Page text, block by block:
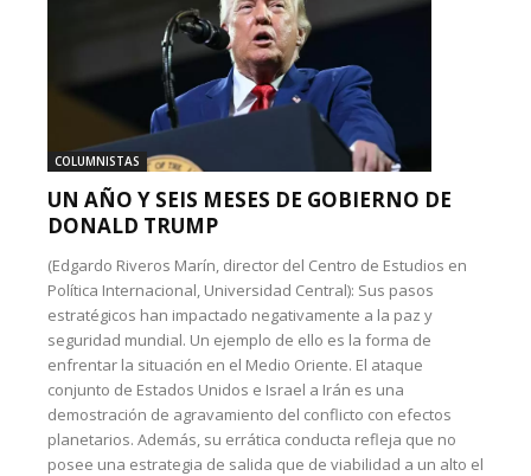
COLUMNISTAS
UN AÑO Y SEIS MESES DE GOBIERNO DE
DONALD TRUMP
(Edgardo Riveros Marín, director del Centro de Estudios en
Política Internacional, Universidad Central): Sus pasos
estratégicos han impactado negativamente a la paz y
seguridad mundial. Un ejemplo de ello es la forma de
enfrentar la situación en el Medio Oriente. El ataque
conjunto de Estados Unidos e Israel a Irán es una
demostración de agravamiento del conflicto con efectos
planetarios. Además, su errática conducta refleja que no
posee una estrategia de salida que de viabilidad a un alto el